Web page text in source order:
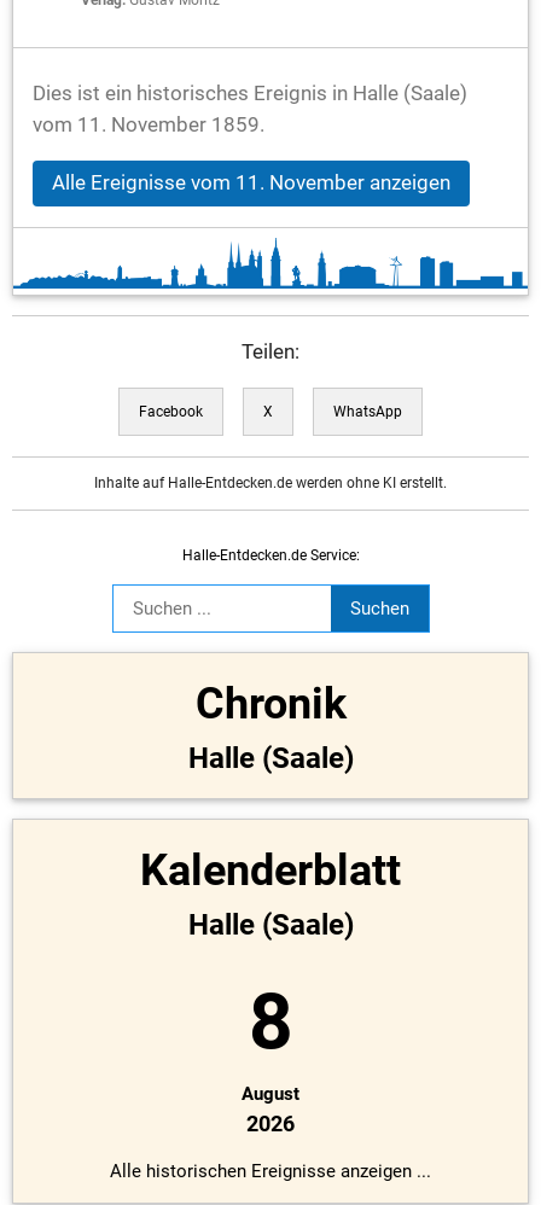
Dies ist ein historisches Ereignis in Halle (Saale)
vom 11. November 1859.
Alle Ereignisse vom 11. November anzeigen
Teilen:
Facebook X WhatsApp
Inhalte auf Halle-Entdecken.de werden ohne KI erstellt.
Halle-Entdecken.de Service:
Chronik
Halle (Saale)
Kalenderblatt
Halle (Saale)
8
August
2026
Alle historischen Ereignisse anzeigen ...